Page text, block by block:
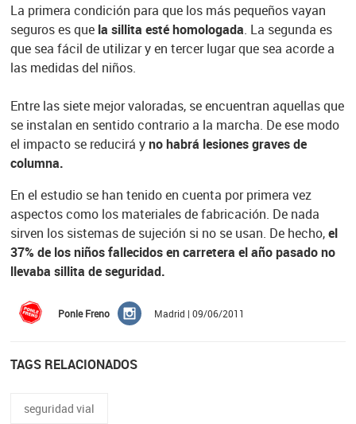
La primera condición para que los más pequeños vayan
seguros es que la sillita esté homologada. La segunda es
que sea fácil de utilizar y en tercer lugar que sea acorde a
las medidas del niños.
Entre las siete mejor valoradas, se encuentran aquellas que
se instalan en sentido contrario a la marcha. De ese modo
el impacto se reducirá yno habrá lesiones graves de
columna.
En el estudio se han tenido en cuenta por primera vez
aspectos como los materiales de fabricación. De nada
sirven los sistemas de sujeción si no se usan. De hecho,el
37% de los niños fallecidos en carretera el año pasado no
llevaba sillita de seguridad.
Ponle Freno Madrid | 09/06/2011
TAGS RELACIONADOS
seguridad vial